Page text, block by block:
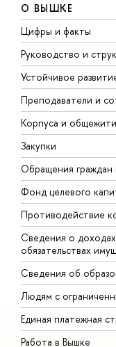
О ВЫШКЕ
Цифры и факты
Руководство и
Устойчивое
Преподаватели и
Корпуса и
Закупки
Обращения
Фонд целевого
Противодействие
Сведения о
обязательствах
Сведения об
Людям с
Единая платежная
Работа в Вышке